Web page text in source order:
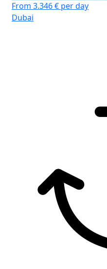
From 3.346 € per day
Dubai